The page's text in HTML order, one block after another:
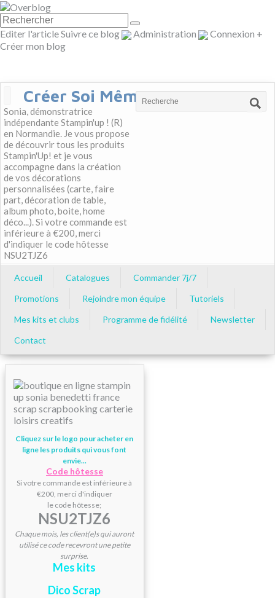
Editer l'articleSuivre ce blog Administration Connexion +
Créer mon blog
Créer Soi Même
Sonia, démonstratrice
indépendante Stampin'up ! (R)
en Normandie. Je vous propose
de découvrir tous les produits
Stampin'Up! et je vous
accompagne dans la création
de vos décorations
personnalisées (carte, faire
part, décoration de table,
album photo, boite, home
déco...). Si votre commande est
inférieure à €200, merci
d'indiquer le code hôtesse
NSU2TJZ6
Accueil Catalogues
Commander 7j/7
Promotions
Rejoindre mon équipe
Tutoriels
Mes kits et clubs
Programme de fidélité
Newsletter
Contact
Cliquez sur le logo pour acheter en
ligne les produits qui vous font
envie...
Code hôtesse
Si votre commande est inférieure à
€200, merci d'indiquer
le code hôtesse;
NSU2TJZ6
Chaque mois, les client(e)s qui auront
utilisé ce code recevront une petite
surprise.
Mes kits
Dico Scrap